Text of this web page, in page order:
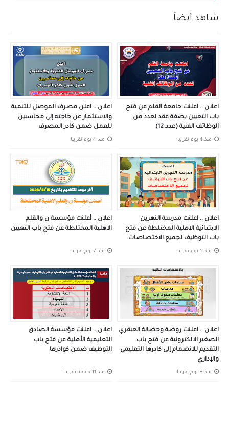
شاهد أيضاً
اعلان .. اعلنت جامعة القلم عن فتح
باب التعيين بصفة عقد لعدد من
الوظائف الفنية (عدد 12)
منذ 4 يوم تقريبا
اعلان .. اعلن مصرف الموصل للتنمية
والاستثمار عن حاجته إلى محاسبين
للعمل ضمن كادر المصرف
منذ 4 يوم تقريبا
اعلان .. اعلنت مدرسة النهرين
الابتدائية الاهلية المختلطة عن فتح
باب التوظيف لجميع الاختصاصات
منذ 5 يوم تقريبا
اعلان .. أعلنت مؤسسة ن والقلم
الاهلية المختلطة عن فتح باب التعيين
منذ 7 يوم تقريبا
اعلان .. اعلنت روضة وحضانة العبقري
الصغير الالكترونية عن فتح باب
التقديم للانضمام إلى كادرها التعليمي
والإداري
منذ 8 يوم تقريبا
اعلان .. اعلنت مؤسسة الصادق
التعليمية الأهلية عن فتح باب
التوظيف ضمن كوادرها
منذ 11 دقيقة تقريبا